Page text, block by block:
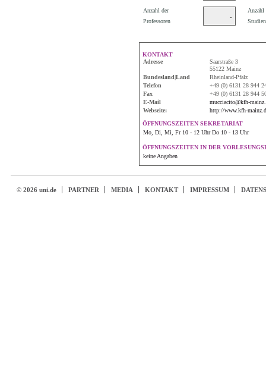
Anzahl der
Professoren
-
Anzahl
KONTAKT
Adresse
Saarstraße 3
55122 Mainz
Bundesland|Land
Rheinland-Pfalz
Telefon
+49 (0) 6131 28 944
Fax
+49 (0) 6131 28 944
E-Mail
mucciacito@kfh-
Webseite:
http://www.kfh-
ÖFFNUNGSZEITEN SEKRETARIAT
Mo, Di, Mi, Fr 10 - 12 Uhr Do 10 - 13 Uhr
ÖFFNUNGSZEITEN IN DER
keine Angaben
© 2026 uni.de PARTNER MEDIA KONTAKT IMPRESSUM